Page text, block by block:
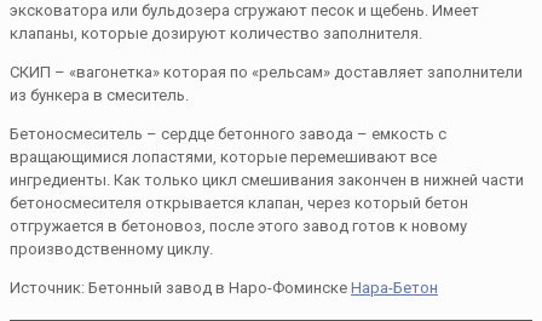
эксковатора или бульдозера сгружают песок и щебень. Имеет
клапаны, которые дозируют количество заполнителя.
СКИП – «вагонетка» которая по «рельсам» доставляет заполнители
из бункера в смеситель.
Бетоносмеситель – сердце бетонного завода – емкость с
вращающимися лопастями, которые перемешивают все
ингредиенты. Как только цикл смешивания закончен в нижней части
бетоносмесителя открывается клапан, через который бетон
отгружается в бетоновоз, после этого завод готов к новому
производственному циклу.
Источник: Бетонный завод в Наро-Фоминске Нара-Бетон